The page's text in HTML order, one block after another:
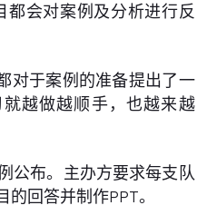
都会对案例及分析进行反
对于案例的准备提出了一
越做越顺手，也越来越
公布。主办方要求每支队
回答并制作PPT。